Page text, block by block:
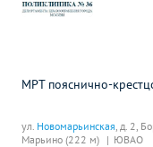
ул. Новомарьинская, д. 2,
Марьино (222 м)
ЮВАО
МРТ пояснично-